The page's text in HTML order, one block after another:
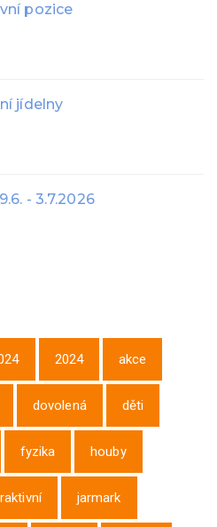
pozice
jídelny
- 3.7.2026
2024 akce
dovolená děti
fyzika houby
jarmark